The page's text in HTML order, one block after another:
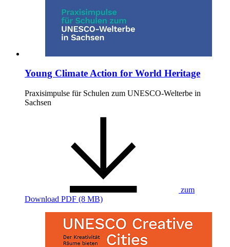
Young Climate Action for World Heritage
Praxisimpulse für Schulen zum UNESCO-Welterbe in
Sachsen
zum
Download PDF (8 MB)